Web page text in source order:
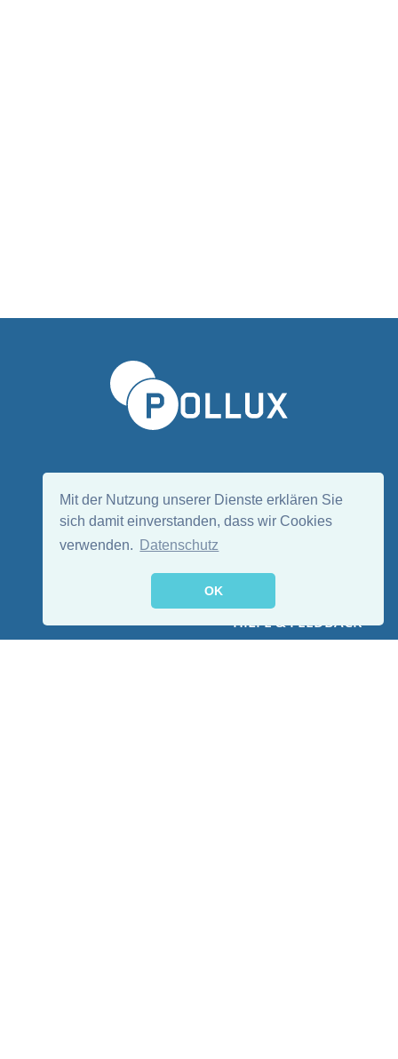
Mit der Nutzung unserer Dienste erklären Sie
sich damit einverstanden, dass wir Cookies
verwenden.
Datenschutz
OK
HILFE & FEEDBACK
EN